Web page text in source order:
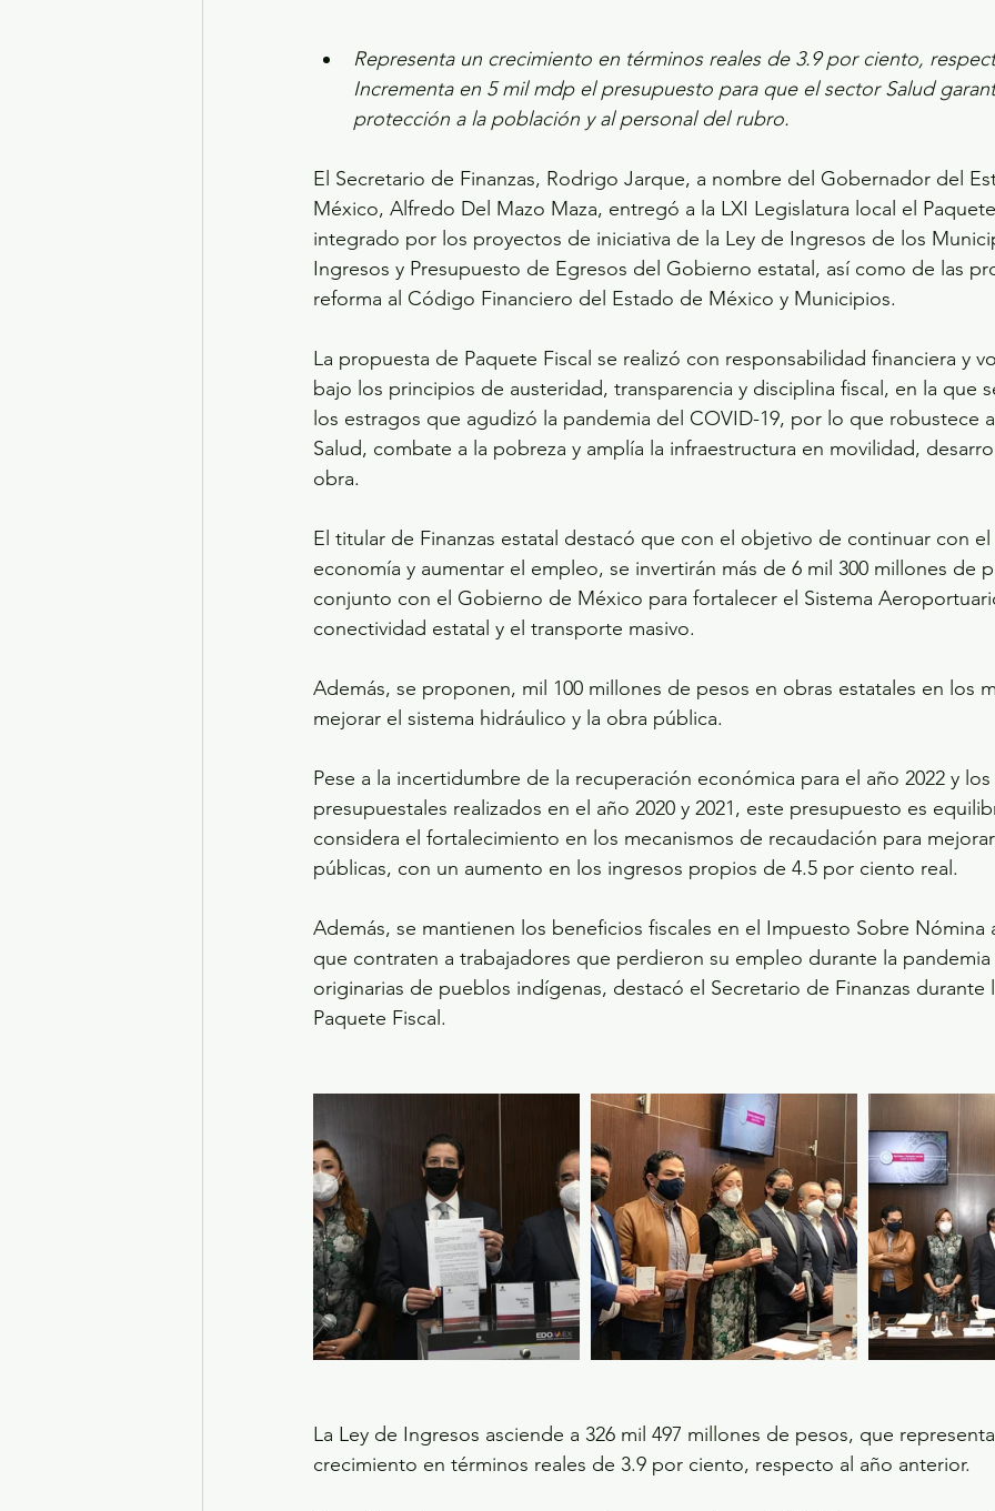
Representa un crecimiento en términos reales de 3.9 por ciento,
Incrementa en 5 mil mdp el presupuesto para que el sector Salud
protección a la población y al personal del rubro.
El Secretario de Finanzas, Rodrigo Jarque, a nombre del Gobernador del
México, Alfredo Del Mazo Maza, entregó a la LXI Legislatura local el
integrado por los proyectos de iniciativa de la Ley de Ingresos de los
Ingresos y Presupuesto de Egresos del Gobierno estatal, así como de las
reforma al Código Financiero del Estado de México y Municipios.
La propuesta de Paquete Fiscal se realizó con responsabilidad financiera y
bajo los principios de austeridad, transparencia y disciplina fiscal, en la que
los estragos que agudizó la pandemia del COVID-19, por lo que robustece
Salud, combate a la pobreza y amplía la infraestructura en movilidad,
obra.
El titular de Finanzas estatal destacó que con el objetivo de continuar con
economía y aumentar el empleo, se invertirán más de 6 mil 300 millones de
conjunto con el Gobierno de México para fortalecer el Sistema
conectividad estatal y el transporte masivo.
Además, se proponen, mil 100 millones de pesos en obras estatales en los
mejorar el sistema hidráulico y la obra pública.
Pese a la incertidumbre de la recuperación económica para el año 2022 y
presupuestales realizados en el año 2020 y 2021, este presupuesto es
considera el fortalecimiento en los mecanismos de recaudación para
públicas, con un aumento en los ingresos propios de 4.5 por ciento real.
Además, se mantienen los beneficios fiscales en el Impuesto Sobre Nómina
que contraten a trabajadores que perdieron su empleo durante la
originarias de pueblos indígenas, destacó el Secretario de Finanzas
Paquete Fiscal.
La Ley de Ingresos asciende a 326 mil 497 millones de pesos, que
crecimiento en términos reales de 3.9 por ciento, respecto al año anterior.